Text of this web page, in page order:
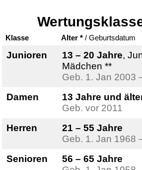
Klasse Alter * / Geburtsdatum
Junioren 13 – 20 Jahre,
Mädchen **
Geb. 1. Jan 2003
Damen
13 Jahre und
Geb. vor 2011
Herren
21 – 55 Jahre
Geb. 1. Jan 1968
Senioren
56 – 65 Jahre